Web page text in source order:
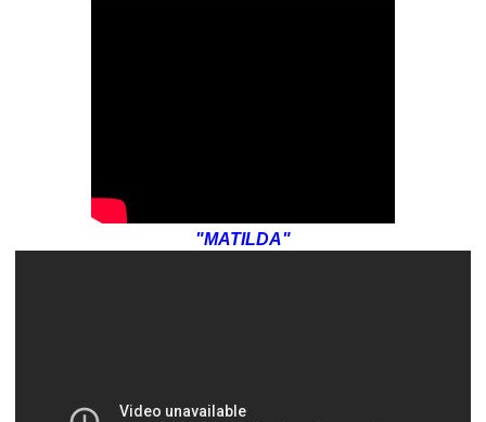
"MATILDA"